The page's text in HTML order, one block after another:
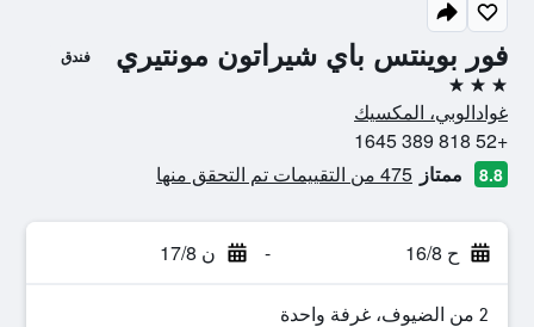
فور بوينتس باي شيراتون مونتيري فندق
3 نجوم
غوادالوبي، المكسيك
+52 818 389 1645
8.8 ممتاز 475 من التقييمات تم التحقق منها
ح 16/8 - ن 17/8
2 من الضيوف، غرفة واحدة